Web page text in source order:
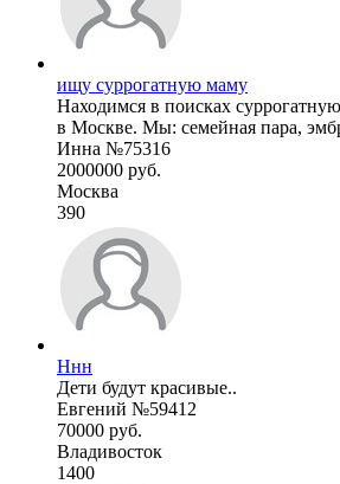
ищу суррогатную маму
Находимся в поисках
в Москве. Мы: семейная пара,
Инна №75316
2000000 руб.
Москва
390
Ннн
Дети будут красивые..
Евгений №59412
70000 руб.
Владивосток
1400